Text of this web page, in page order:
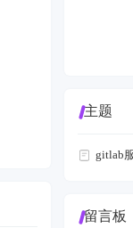
主题
gitlab
留言板